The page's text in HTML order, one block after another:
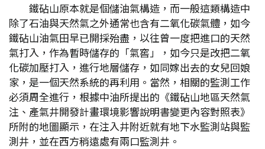
鐵砧山原本就是個儲油氣構造，而一般這類構造中
除了石油與天然氣之外通常也含有二氧化碳氣體，如今
鐵砧山油氣田早已開採殆盡，以往曾一度把進口的天然
氣打入，作為暫時儲存的「氣窖」，如今只是改把二氧
化碳加壓打入，進行地層儲存，如同嫁出去的女兒回娘
家，是一個天然系統的再利用。當然，相關的監測工作
必須周全進行，根據中油所提出的《鐵砧山地區天然氣
注、產氣井開發計畫環境影響說明書變更內容對照表》
所附的地圖顯示，在注入井附近就有地下水監測站與監
測井，並在西方稍遠處有兩口監測井。